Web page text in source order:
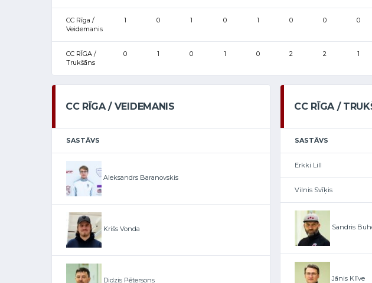
CC Rīga /
Veidemanis
1 0 1 0 1 0 0 0
CC RĪGA /
Trukšāns
0 1 0 1 0 2 2 1
CC RĪGA / VEIDEMANIS
SASTĀVS
Aleksandrs Baranovskis
Krišs Vonda
Didzis Pētersons
CC RĪGA /
SASTĀVS
Erkki Lill
Vilnis Svīķis
Sandris
Jānis Klīve